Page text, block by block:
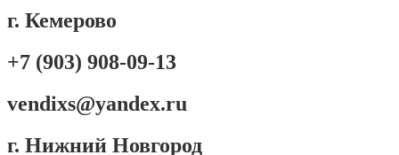
г. Кемерово
+7 (903) 908-09-13
vendixs@yandex.ru
г. Нижний Новгород